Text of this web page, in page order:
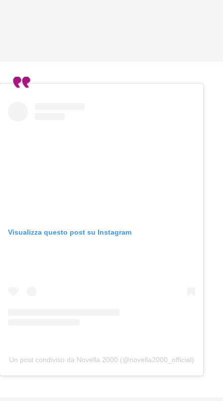
Visualizza questo post su Instagram
Un post condiviso da Novella 2000 (@novella2000_official)